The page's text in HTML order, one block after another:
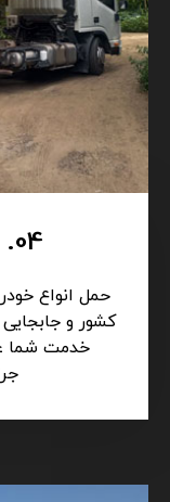
04. حمل خودرو تهران
حمل انواع
کشور و